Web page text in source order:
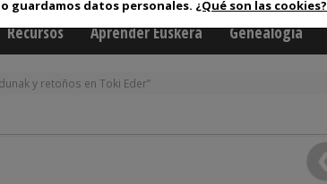
guardamos datos personales. ¿Qué son las cookies?
Recursos Aprender Euskera Genealogía
y retoños en Toki Eder”